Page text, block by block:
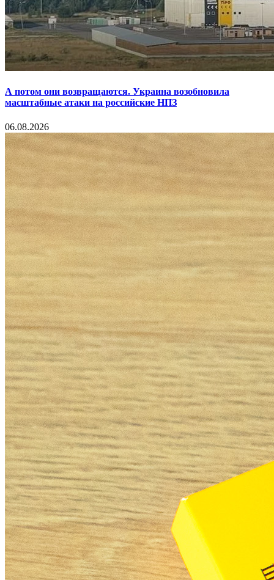
А потом они возвращаются. Украина возобновила
масштабные атаки на российские НПЗ
06.08.2026